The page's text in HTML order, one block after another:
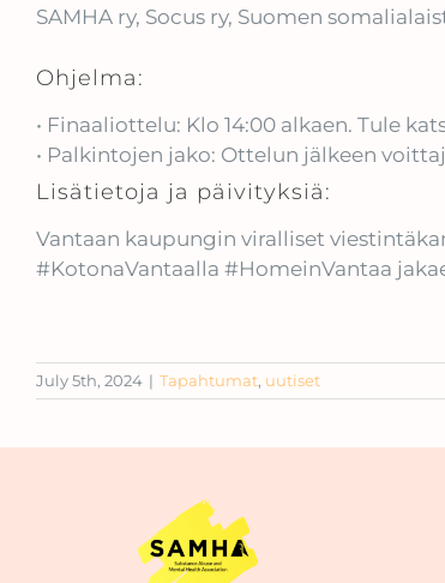
SAMHA ry, Socus ry, Suomen
Ohjelma:
• Finaaliottelu: Klo 14:00 alkaen. Tule
• Palkintojen jako: Ottelun jälkeen
Lisätietoja ja päivityksiä:
Vantaan kaupungin viralliset
#KotonaVantaalla #HomeinVantaa
July 5th, 2024 | Tapahtumat, uutiset